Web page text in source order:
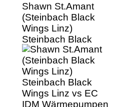
Shawn St.Amant
(Steinbach Black
Wings Linz)
Steinbach Black
Wings Linz vs EC
IDM Wärmepumpen
VSV, 2. Runde ICE
Eishockey Liga,
Linz AG Eisarena